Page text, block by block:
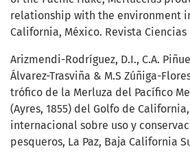
relationship with the environment
California, México. Revista Ciencias
Arizmendi-Rodríguez, D.I., C.A.
Álvarez-Trasviña & M.S Zúñiga-
trófico de la Merluza del Pacífico
(Ayres, 1855) del Golfo de
internacional sobre uso y
pesqueros, La Paz, Baja California